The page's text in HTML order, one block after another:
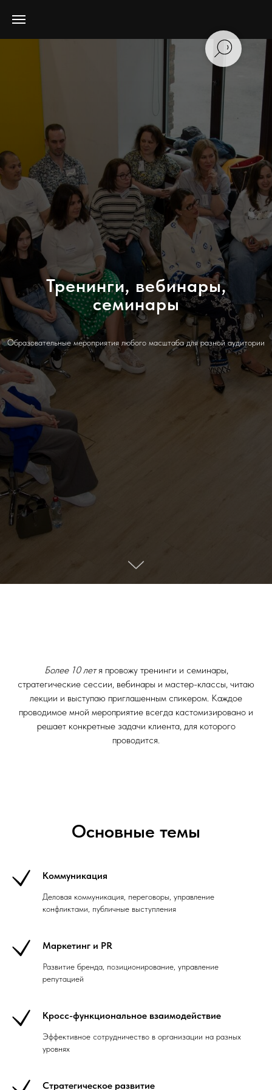
Тренинги, вебинары,
семинары
Образовательные мероприятия любого масштаба для разной аудитории
Более 10 летя провожу тренинги и семинары,
стратегические сессии, вебинары и мастер-классы, читаю
лекции и выступаю приглашенным спикером. Каждое
проводимое мной мероприятие всегда кастомизировано и
решает конкретные задачи клиента, для которого
проводится.
Основные темы
Коммуникация
Деловая коммуникация, переговоры, управление
конфликтами, публичные выступления
Маркетинг и PR
Развитие бренда, позиционирование, управление
репутацией
Кросс-функциональное взаимодействие
Эффективное сотрудничество в организации на разных
уровнях
Стратегическое развитие